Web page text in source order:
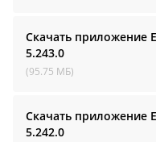
Скачать приложение
5.243.0
(95.75 МБ)
Скачать приложение
5.242.0